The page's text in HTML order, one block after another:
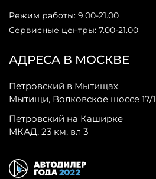
АДРЕСА В МОСКВЕ
Петровский в Мытищах
Мытищи, Волковское шоссе 17/1
Петровский на Каширке
МКАД, 23 км, вл 3
Режим работы: 9.00-21.00
Сервисные центры: 7.00-21.00